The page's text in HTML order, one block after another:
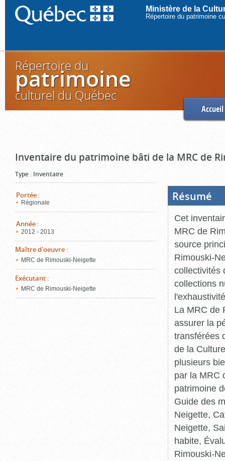
Ministère de la
Répertoire du patrimoine
Répertoire du
patrimoine
culturel du Québec
Accueil
Inventaire du patrimoine bâti de la MRC de
Type : Inventaire
Portée :
Régionale
Année :
2012 - 2013
Maître d'oeuvre :
MRC de Rimouski-Neigette
Exécutant :
MRC de Rimouski-Neigette
Résumé
Cet
MRC de
source
Rimouski-
collectivités
collections
La MRC de
assurer la
transférées
de la
plusieurs
par la MRC
patrimoine
Guide des
Neigette,
Neigette,
habite,
Rimouski-